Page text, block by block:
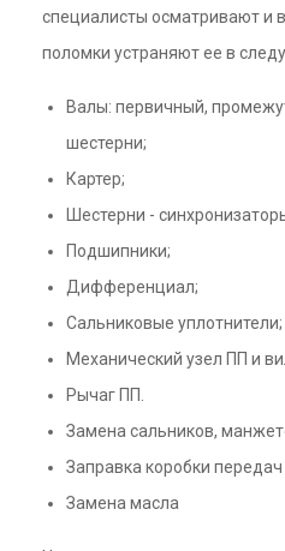
специалисты осматривают и
поломки устраняют ее в
Валы: первичный,
шестерни;
Картер;
Шестерни -
Подшипники;
Дифференциал;
Сальниковые уплотнители;
Механический узел ПП и
Рычаг ПП.
Замена сальников,
Заправка коробки
Замена масла